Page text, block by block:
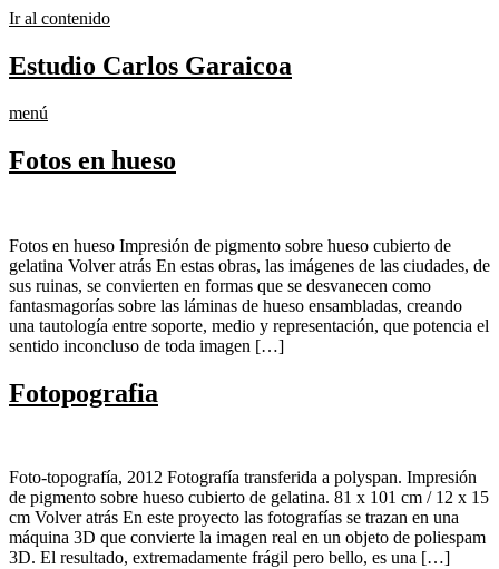
Ir al contenido
Estudio Carlos Garaicoa
menú
Fotos en hueso
Fotos en hueso Impresión de pigmento sobre hueso cubierto de
gelatina Volver atrás En estas obras, las imágenes de las ciudades, de
sus ruinas, se convierten en formas que se desvanecen como
fantasmagorías sobre las láminas de hueso ensambladas, creando
una tautología entre soporte, medio y representación, que potencia el
sentido inconcluso de toda imagen […]
Fotopografia
Foto-topografía, 2012 Fotografía transferida a polyspan. Impresión
de pigmento sobre hueso cubierto de gelatina. 81 x 101 cm / 12 x 15
cm Volver atrás En este proyecto las fotografías se trazan en una
máquina 3D que convierte la imagen real en un objeto de poliespam
3D. El resultado, extremadamente frágil pero bello, es una […]